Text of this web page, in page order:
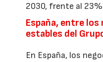
2030, frente al
España, entre
estables del
En España, los